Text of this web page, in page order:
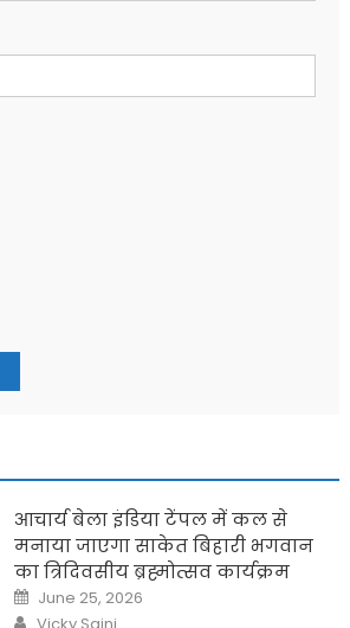
आचार्य बेला इंडिया टेंपल में कल से
मनाया जाएगा साकेत बिहारी भगवान
का त्रिदिवसीय ब्रह्मोत्सव कार्यक्रम
Posted
on
June 25, 2026
Author